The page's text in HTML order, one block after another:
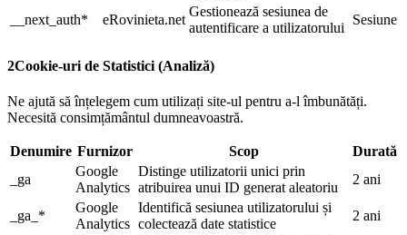
__next_auth* eRovinieta.net
Gestionează sesiunea de
autentificare a utilizatorului
Sesiune
2Cookie-uri de Statistici (Analiză)
Ne ajută să înțelegem cum utilizați site-ul pentru a-l îmbunătăți.
Necesită consimțământul dumneavoastră.
Denumire Furnizor Scop
Durată
_ga
Google
Analytics
Distinge utilizatorii unici prin
atribuirea unui ID generat aleatoriu
2 ani
_ga_*
Google
Analytics
Identifică sesiunea utilizatorului și
colectează date statistice
2 ani